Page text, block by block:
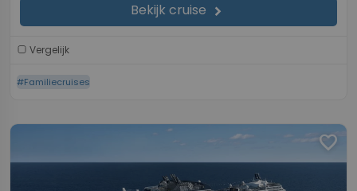
Bekijk cruise chevron_right
Vergelijk
#Familiecruises
favorite